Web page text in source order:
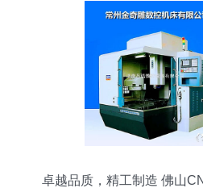
卓越品质，精工制造 佛山